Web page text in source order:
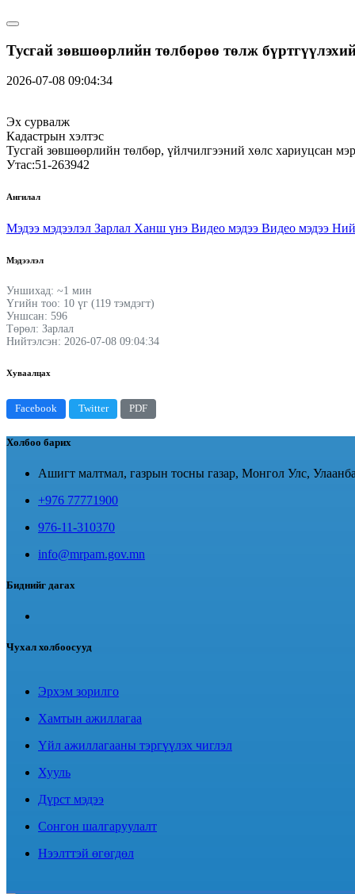
Тусгай зөвшөөрлийн төлбөрөө төлж
2026-07-08 09:04:34
Эх сурвалж
Кадастрын хэлтэс
Тусгай зөвшөөрлийн төлбөр, үйлчилгээний хөлс хариуцсан
Утас:51-263942
Ангилал
Мэдээ мэдээлэл Зарлал Ханш үнэ Видео мэдээ Видео мэдээ
Мэдээлэл
Уншихад: ~1 мин
Үгийн тоо: 10 үг (119 тэмдэгт)
Уншсан: 596
Төрөл: Зарлал
Нийтэлсэн: 2026-07-08 09:04:34
Хуваалцах
Facebook Twitter PDF
Холбоо барих
Ашигт малтмал, газрын тосны газар, Монгол Улс,
+976 77771900
976-11-310370
info@mrpam.gov.mn
Биднийг дагах
Чухал холбоосууд
Эрхэм зорилго
Хамтын ажиллагаа
Үйл ажиллагааны тэргүүлэх чиглэл
Хууль
Дүрст мэдээ
Сонгон шалгаруулалт
Нээлттэй өгөгдөл